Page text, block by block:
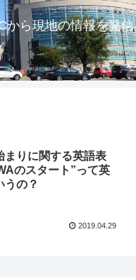
から現地の情報を発信
まりに関する英語表
のスタート”って英
うの？
2019.04.29